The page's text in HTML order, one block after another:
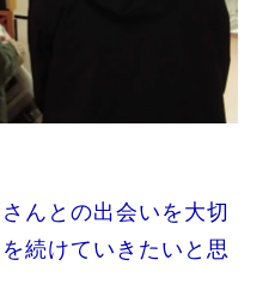
んとの出会いを大切
続けていきたいと思